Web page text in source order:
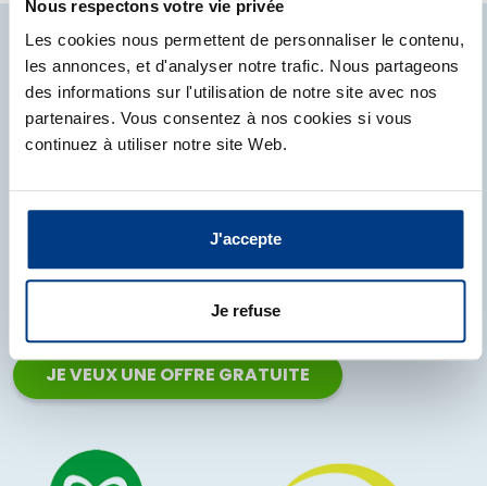
Nous respectons votre vie privée
Les cookies nous permettent de personnaliser le contenu,
les annonces, et d'analyser notre trafic. Nous partageons
des informations sur l'utilisation de notre site avec nos
partenaires. Vous consentez à nos cookies si vous
continuez à utiliser notre site Web.
J'accepte
Je refuse
Je profite des
prix les plus bas
avecnos
partenaires :
JE VEUX UNE OFFRE GRATUITE